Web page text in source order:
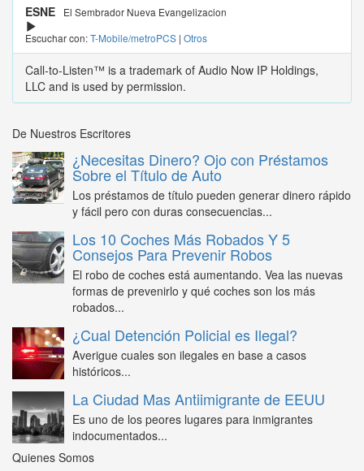
ESNE
El Sembrador Nueva Evangelizacion
Escuchar con:T-Mobile/metroPCS | Otros
Call-to-Listen™ is a trademark of Audio Now IP Holdings,
LLC and is used by permission.
De Nuestros Escritores
¿Necesitas Dinero? Ojo con Préstamos
Sobre el Título de Auto
Los préstamos de título pueden generar dinero rápido
y fácil pero con duras consecuencias...
Los 10 Coches Más Robados Y 5
Consejos Para Prevenir Robos
El robo de coches está aumentando. Vea las nuevas
formas de prevenirlo y qué coches son los más
robados...
¿Cual Detención Policial es Ilegal?
Averigue cuales son ilegales en base a casos
históricos...
La Ciudad Mas Antiimigrante de EEUU
Es uno de los peores lugares para inmigrantes
indocumentados...
Quienes Somos